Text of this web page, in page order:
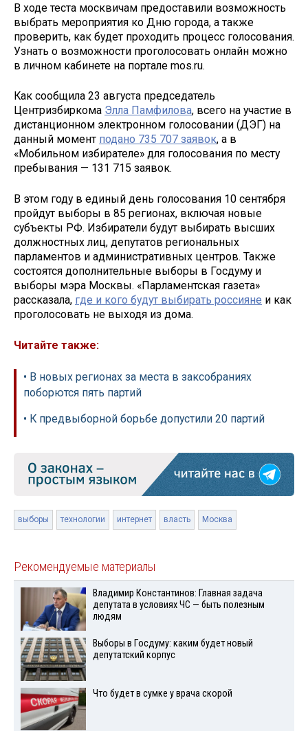
В ходе теста москвичам предоставили возможность
выбрать мероприятия ко Дню города, а также
проверить, как будет проходить процесс голосования.
Узнать о возможности проголосовать онлайн можно
в личном кабинете на портале mos.ru.
Как сообщила 23 августа председатель
Центризбиркома Элла Памфилова, всего на участие в
дистанционном электронном голосовании (ДЭГ) на
данный момент подано 735 707 заявок, а в
«Мобильном избирателе» для голосования по месту
пребывания — 131 715 заявок.
В этом году в единый день голосования 10 сентября
пройдут выборы в 85 регионах, включая новые
субъекты РФ. Избиратели будут выбирать высших
должностных лиц, депутатов региональных
парламентов и административных центров. Также
состоятся дополнительные выборы в Госдуму и
выборы мэра Москвы. «Парламентская газета»
рассказала, где и кого будут выбирать россияне и как
проголосовать не выходя из дома.
Читайте также:
• В новых регионах за места в заксобраниях
поборются пять партий
• К предвыборной борьбе допустили 20 партий
выборы технологии интернет власть Москва
Рекомендуемые материалы
Владимир Константинов: Главная задача
депутата в условиях ЧС — быть полезным
людям
Выборы в Госдуму: каким будет новый
депутатский корпус
Что будет в сумке у врача скорой